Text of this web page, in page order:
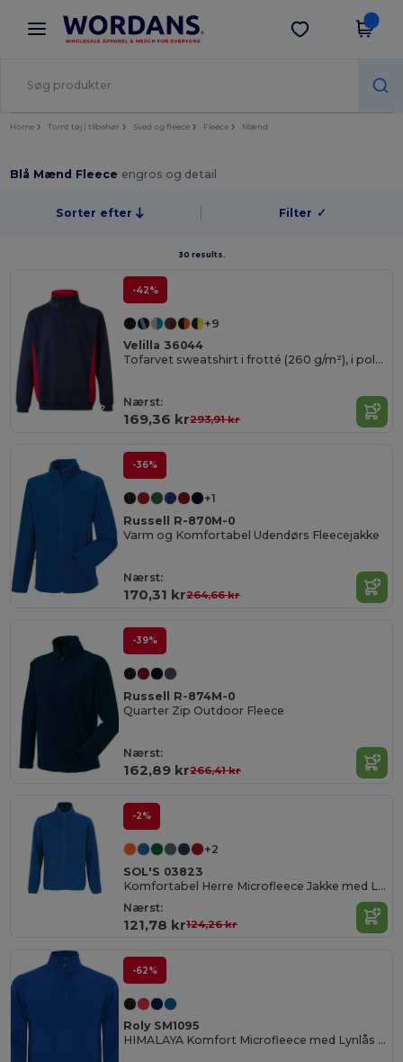
× Wordans-app
Bedre priser i appen!
Hent app
Home Tomt tøj | tilbehør Sved og fleece Fleece Mænd
Blå Mænd Fleece engros og detail
Sorter efter Filter ✓
30 results.
-42%
+9
Velilla 36044
Tofarvet sweatshirt i frotté (260 g/m²), i polyester (65 %) og bomuld (35 %)
Nærst:
169,36 kr293,91 kr
-36%
+1
Russell R-870M-0
Varm og Komfortabel Udendørs Fleecejakke
Nærst:
170,31 kr264,66 kr
-39%
Russell R-874M-0
Quarter Zip Outdoor Fleece
Nærst:
162,89 kr266,41 kr
-2%
+2
SOL'S 03823
Komfortabel Herre Microfleece Jakke med Lynlås
Nærst:
121,78 kr124,26 kr
-62%
Roly SM1095
HIMALAYA Komfort Microfleece med Lynlås og Hagebeskytter